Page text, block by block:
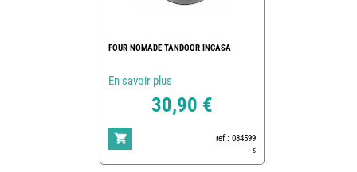
FOUR NOMADE TANDOOR INCASA
En savoir plus
30,90 €
ref : 084599
5